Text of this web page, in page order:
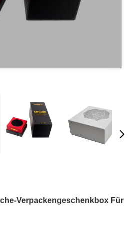
Verpackengeschenkbox Für